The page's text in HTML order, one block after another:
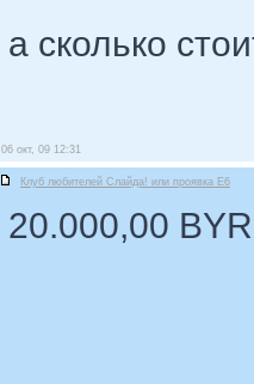
а сколько
06 окт, 09 12:31
Клуб любителей Слайда! или проявка E6
20.000,00 BYR